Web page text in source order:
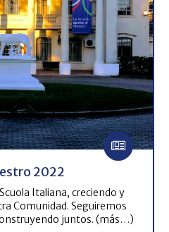
2022
Italiana, creciendo y
Comunidad. Seguiremos
juntos. (más…)